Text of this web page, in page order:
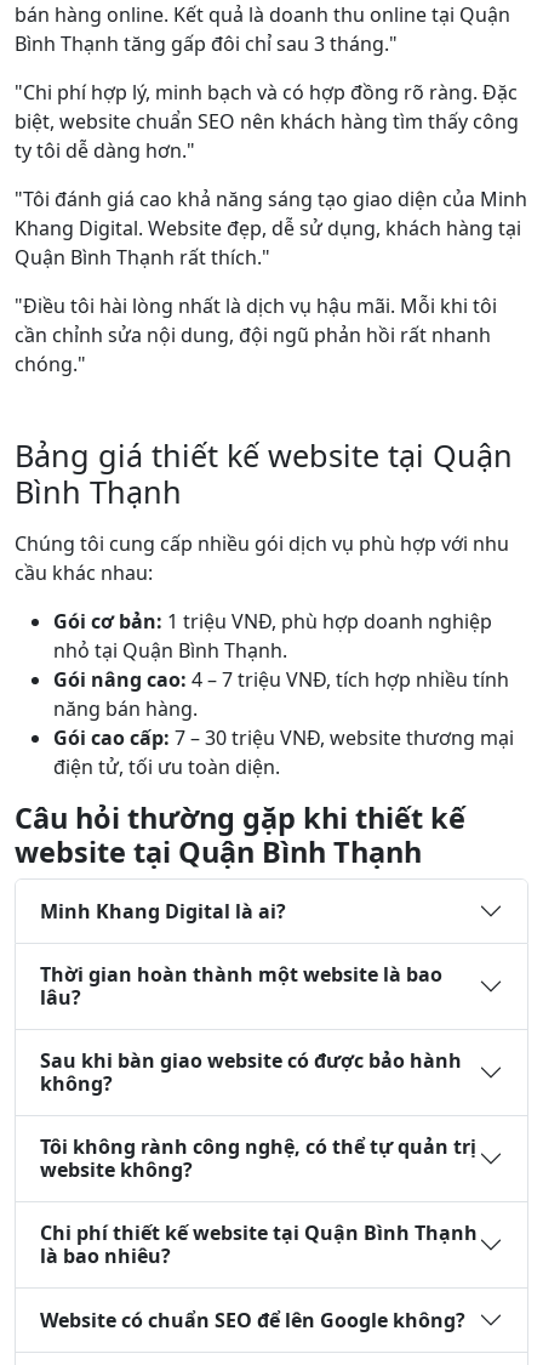
bán hàng online. Kết quả là doanh thu online tại Quận
Bình Thạnh tăng gấp đôi chỉ sau 3 tháng."
"Chi phí hợp lý, minh bạch và có hợp đồng rõ ràng. Đặc
biệt, website chuẩn SEO nên khách hàng tìm thấy công
ty tôi dễ dàng hơn."
"Tôi đánh giá cao khả năng sáng tạo giao diện của Minh
Khang Digital. Website đẹp, dễ sử dụng, khách hàng tại
Quận Bình Thạnh rất thích."
"Điều tôi hài lòng nhất là dịch vụ hậu mãi. Mỗi khi tôi
cần chỉnh sửa nội dung, đội ngũ phản hồi rất nhanh
chóng."
Bảng giá thiết kế website tại Quận
Bình Thạnh
Chúng tôi cung cấp nhiều gói dịch vụ phù hợp với nhu
cầu khác nhau:
Gói cơ bản: 1 triệu VNĐ, phù hợp doanh nghiệp
nhỏ tại Quận Bình Thạnh.
Gói nâng cao: 4 – 7 triệu VNĐ, tích hợp nhiều tính
năng bán hàng.
Gói cao cấp: 7 – 30 triệu VNĐ, website thương mại
điện tử, tối ưu toàn diện.
Câu hỏi thường gặp khi thiết kế
website tại Quận Bình Thạnh
Minh Khang Digital là ai?
Thời gian hoàn thành một website là bao
lâu?
Sau khi bàn giao website có được bảo hành
không?
Tôi không rành công nghệ, có thể tự quản trị
website không?
Chi phí thiết kế website tại Quận Bình Thạnh
là bao nhiêu?
Website có chuẩn SEO để lên Google không?